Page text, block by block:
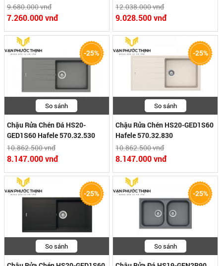
9.680.000 vnđ
7.260.000 vnđ
12.038.000 vnđ
9.028.500 vnđ
So sánh
Chậu Rửa Chén Đá HS20-
GED1S60 Hafele 570.32.530
10.862.500 vnđ
8.147.000 vnđ
-25%
So sánh
Chậu Rửa Chén HS20-GED1S60
Hafele 570.32.830
10.862.500 vnđ
8.147.000 vnđ
-25%
So sánh
-25%
So sánh
-25%